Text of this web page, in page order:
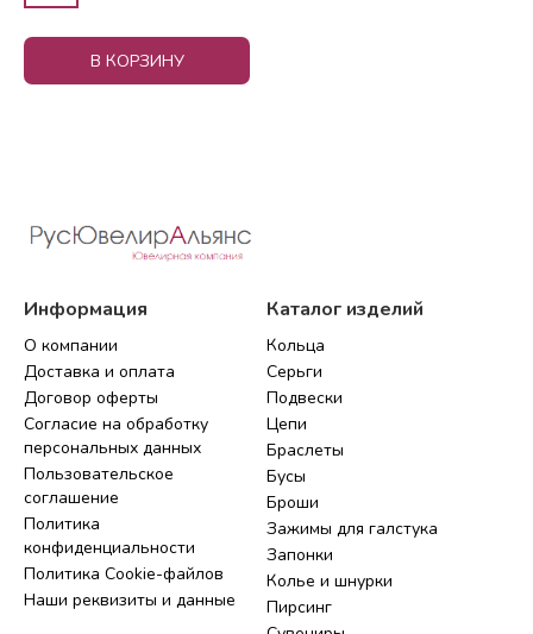
В КОРЗИНУ
Информация
О компании
Доставка и оплата
Договор оферты
Согласие на обработку
персональных данных
Пользовательское
соглашение
Политика
конфиденциальности
Политика Cookie-файлов
Наши реквизиты и данные
Каталог изделий
Кольца
Серьги
Подвески
Цепи
Браслеты
Бусы
Броши
Зажимы для галстука
Запонки
Колье и шнурки
Пирсинг